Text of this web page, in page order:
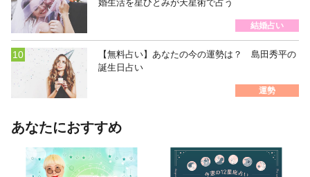
婚生活を星ひとみが天星術で占う
結婚占い
【無料占い】あなたの今の運勢は？ 島田秀平の
誕生日占い
運勢
あなたにおすすめ